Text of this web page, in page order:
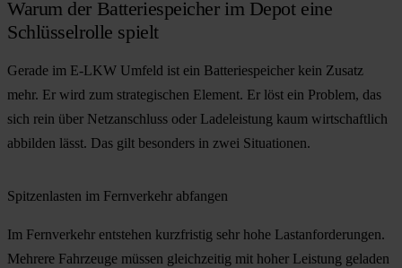
Warum der Batteriespeicher im Depot eine
Schlüsselrolle spielt
Gerade im E-LKW Umfeld ist ein Batteriespeicher kein Zusatz
mehr. Er wird zum strategischen Element. Er löst ein Problem, das
sich rein über Netzanschluss oder Ladeleistung kaum wirtschaftlich
abbilden lässt. Das gilt besonders in zwei Situationen.
Spitzenlasten im Fernverkehr abfangen
Im Fernverkehr entstehen kurzfristig sehr hohe Lastanforderungen.
Mehrere Fahrzeuge müssen gleichzeitig mit hoher Leistung geladen